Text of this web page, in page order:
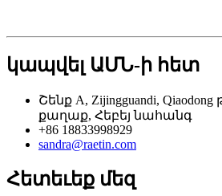
կապվել ԱՄՆ-ի հետ
Շենք A, Zijingguandi,
քաղաք, Հեբեյ նահանգ
+86 18833998929
sandra@raetin.com
Հետեւեք մեզ